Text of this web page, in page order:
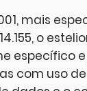
mais
o
específico
com uso